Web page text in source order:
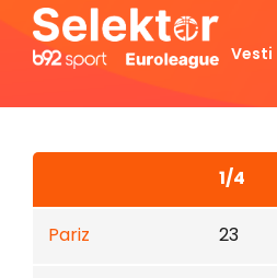
Vesti
1/4
Pariz 23